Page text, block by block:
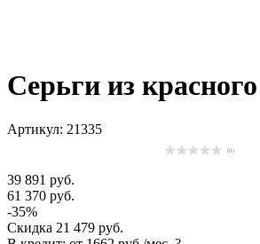
Серьги из
Артикул: 21335
(0)
39 891 руб.
61 370 руб.
-35%
Скидка 21 479 руб.